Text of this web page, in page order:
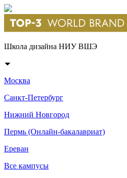
Школа дизайна НИУ ВШЭ
Москва
Санкт-Петербург
Нижний Новгород
Пермь (Онлайн-бакалавриат)
Ереван
Все кампусы